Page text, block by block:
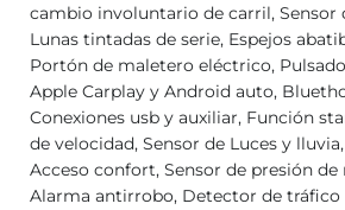
cambio involuntario de carril, Sensor
Lunas tintadas de serie, Espejos
Portón de maletero eléctrico,
Apple Carplay y Android auto,
Conexiones usb y auxiliar, Función
de velocidad, Sensor de Luces y
Acceso confort, Sensor de presión
Alarma antirrobo, Detector de tráfico